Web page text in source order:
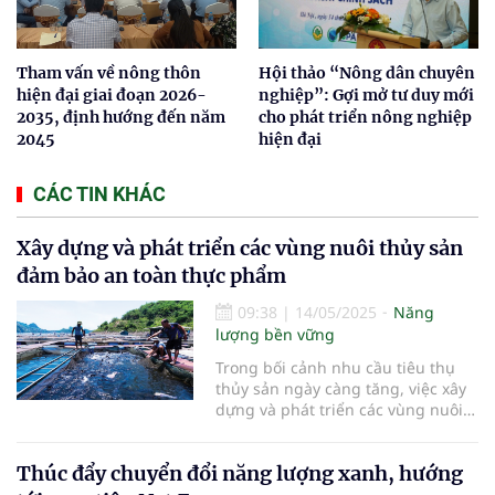
Tham vấn về nông thôn
hiện đại giai đoạn 2026-
2035, định hướng đến năm
2045
Hội thảo “Nông dân chuyên
nghiệp”: Gợi mở tư duy mới
cho phát triển nông nghiệp
hiện đại
CÁC TIN KHÁC
Xây dựng và phát triển các vùng nuôi thủy sản
đảm bảo an toàn thực phẩm
09:38 | 14/05/2025
Năng
lượng bền vững
Trong bối cảnh nhu cầu tiêu thụ
thủy sản ngày càng tăng, việc xây
dựng và phát triển các vùng nuôi
để bảo vệ sức khỏe người tiêu
Thúc đẩy chuyển đổi năng lượng xanh, hướng